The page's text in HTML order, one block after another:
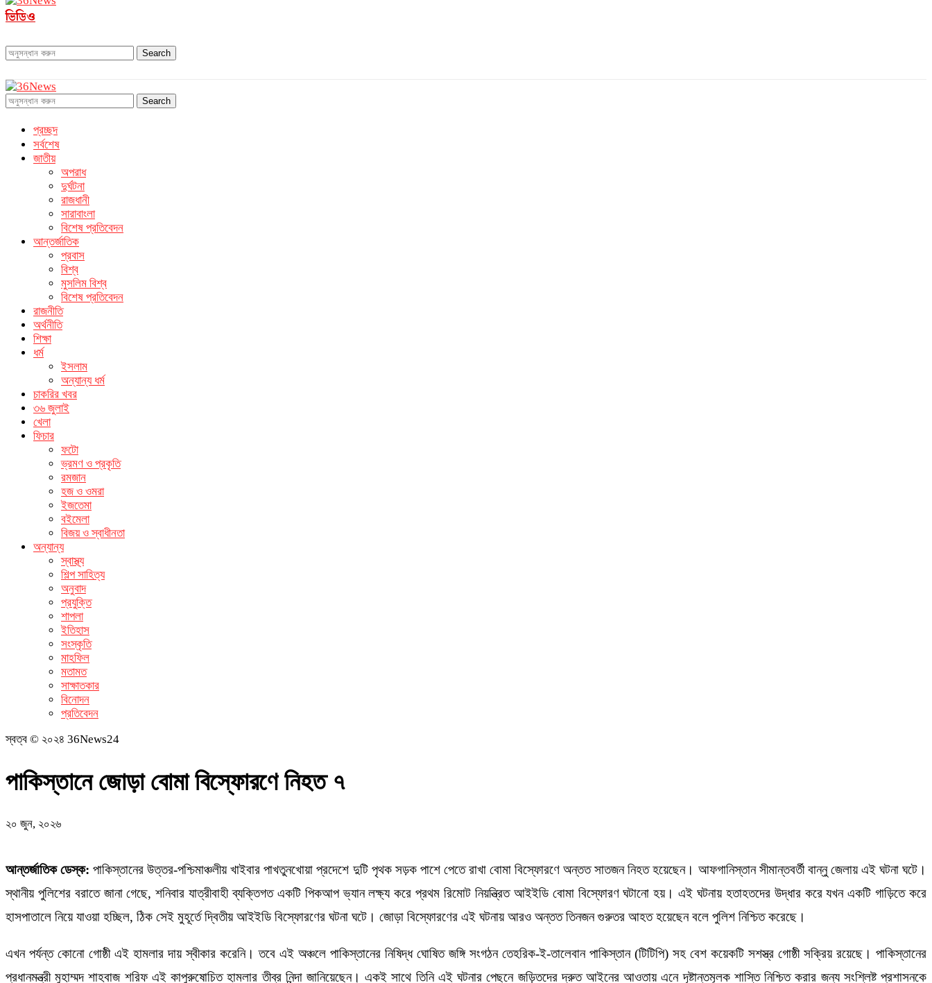
ভিডিও
Search
Search
প্রচ্ছদ
সর্বশেষ
জাতীয়
অপরাধ
দুর্ঘটনা
রাজধানী
সারাবাংলা
বিশেষ প্রতিবেদন
আন্তর্জাতিক
প্রবাস
বিশ্ব
মুসলিম বিশ্ব
বিশেষ প্রতিবেদন
রাজনীতি
অর্থনীতি
শিক্ষা
ধর্ম
ইসলাম
অন্যান্য ধর্ম
চাকরির খবর
৩৬ জুলাই
খেলা
ফিচার
ফটো
ভ্রমণ ও প্রকৃতি
রমজান
হজ ও ওমরা
ইজতেমা
বইমেলা
বিজয় ও স্বাধীনতা
অন্যান্য
স্বাস্থ্য
শিল্প সাহিত্য
অনুবাদ
প্রযুক্তি
শাপলা
ইতিহাস
সংস্কৃতি
মাহফিল
মতামত
সাক্ষাতকার
বিনোদন
প্রতিবেদন
স্বত্ব © ২০২৪ 36News24
পাকিস্তানে জোড়া বোমা বিস্ফোরণে নিহত ৭
২০ জুন, ২০২৬
আন্তর্জাতিক ডেস্ক: পাকিস্তানের উত্তর-পশ্চিমাঞ্চলীয় খাইবার পাখতুনখোয়া প্রদেশে দুটি পৃথক সড়ক পাশে পেতে রাখা বোমা বিস্ফোরণে অন্তত সাতজন নিহত হয়েছেন। আফগানিস্তান সীমান্তবর্তী বান্নু জেলায় এই ঘটনা ঘটে।
স্থানীয় পুলিশের বরাতে জানা গেছে, শনিবার যাত্রীবাহী ব্যক্তিগত একটি পিকআপ ভ্যান লক্ষ্য করে প্রথম রিমোট নিয়ন্ত্রিত আইইডি বোমা বিস্ফোরণ ঘটানো হয়। এই ঘটনায় হতাহতদের উদ্ধার করে যখন একটি গাড়িতে করে
হাসপাতালে নিয়ে যাওয়া হচ্ছিল, ঠিক সেই মুহূর্তে দ্বিতীয় আইইডি বিস্ফোরণের ঘটনা ঘটে। জোড়া বিস্ফোরণের এই ঘটনায় আরও অন্তত তিনজন গুরুতর আহত হয়েছেন বলে পুলিশ নিশ্চিত করেছে।
এখন পর্যন্ত কোনো গোষ্ঠী এই হামলার দায় স্বীকার করেনি। তবে এই অঞ্চলে পাকিস্তানের নিষিদ্ধ ঘোষিত জঙ্গি সংগঠন তেহরিক-ই-তালেবান পাকিস্তান (টিটিপি) সহ বেশ কয়েকটি সশস্ত্র গোষ্ঠী সক্রিয় রয়েছে। পাকিস্তানের
প্রধানমন্ত্রী মুহাম্মদ শাহবাজ শরিফ এই কাপুরুষোচিত হামলার তীব্র নিন্দা জানিয়েছেন। একই সাথে তিনি এই ঘটনার পেছনে জড়িতদের দ্রুত আইনের আওতায় এনে দৃষ্টান্তমূলক শাস্তি নিশ্চিত করার জন্য সংশ্লিষ্ট প্রশাসনকে